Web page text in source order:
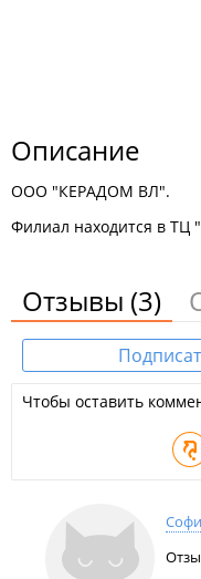
Описание
ООО "КЕРАДОМ ВЛ".
Филиал находится в ТЦ "
Отзывы (3)
Чтобы оставить